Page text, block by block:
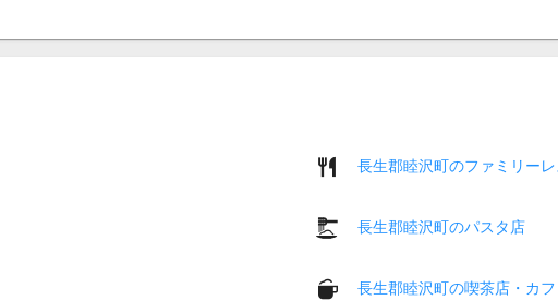
長生郡睦沢町のファミリー
長生郡睦沢町のパスタ店
長生郡睦沢町の喫茶店・カ